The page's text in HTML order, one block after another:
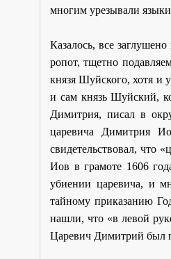
многим урезывали
Казалось, все
ропот, тщетно
князя Шуйского, хотя и
и сам князь Шуйский,
Димитрия, писал в
царевича Димитрия
свидетельствовал, что
Иов в грамоте 1606
убиении царевича, и
тайному приказанию
нашли, что «в левой
Царевич Димитрий был